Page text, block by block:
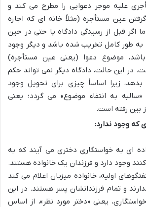
علیه موجر دعوایی را مطرح می کند و
عین مستأجره (مثلاً خانه ای که اجاره
اگر قبل از رسیدگی دادگاه یا حتی در حین
به طور کامل تخریب شده باشد و دیگر وجود
موضوع دعوا (یعنی عین مستأجره)
در این حالت، دادگاه دیگر نمی تواند حکم
زیرا اساساً چیزی برای تحویل وجود
«سالبه به انتفاء موضوع» می گردد؛ یعنی
بین رفته است.
که وجود ندارد:
ای به خواستگاری دختری می آیند که به
وجود دارد و فرزندان یک خانواده هستند.
اولیه، خانواده میزبان اعلام می کند
و تمام فرزندانشان پسر هستند. در این
یعنی «دختر مورد نظر»، از اساس